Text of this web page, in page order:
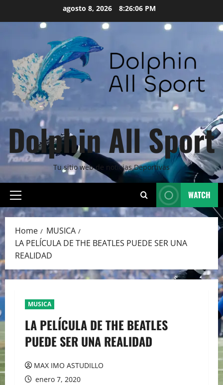
agosto 8, 2026 8:26:08 PM
Dolphin All Sport
Tu sitio web de noticias Deportivas
Primary
Menu
WATCH
Home
MUSICA
LA PELÍCULA DE THE BEATLES PUEDE SER UNA
REALIDAD
MUSICA
LA PELÍCULA DE THE BEATLES
PUEDE SER UNA REALIDAD
MAX IMO ASTUDILLO
enero 7, 2020